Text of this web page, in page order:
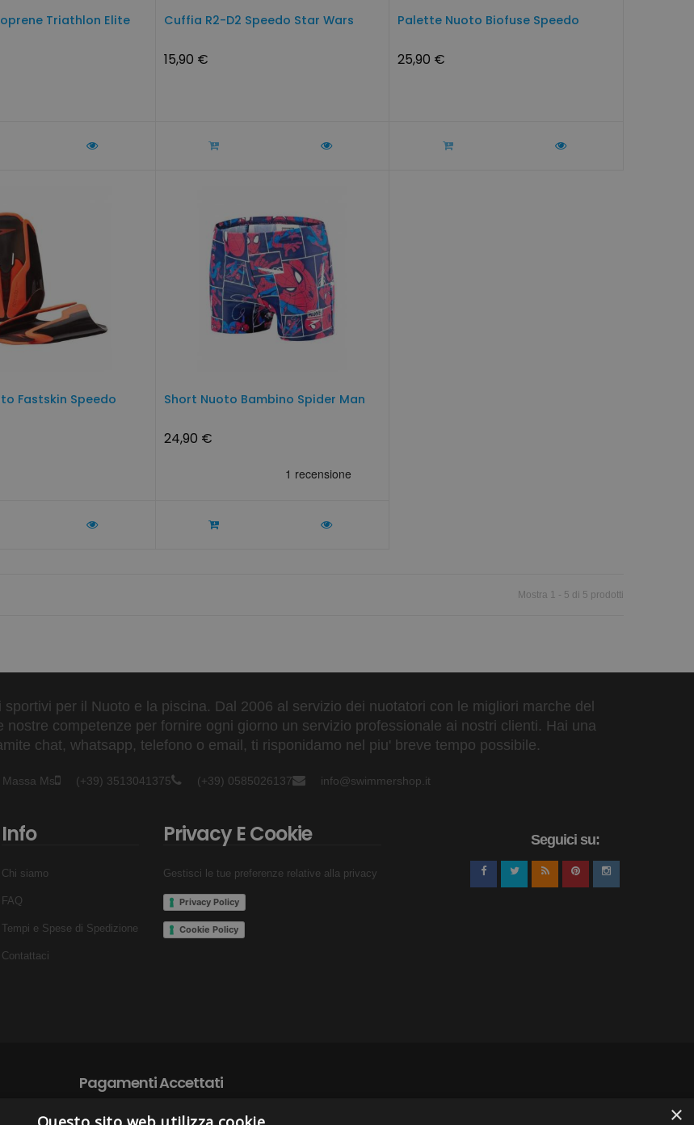
Triathlon Elite
Cuffia R2-D2 Speedo Star Wars
15,90 €
Palette Nuoto Biofuse Speedo
25,90 €
Fastskin Speedo Short Nuoto Bambino Spider Man
24,90 €
Mostra 1 - 5 di 5 prodotti
per il Nuoto e la piscina. Dal 2006 al servizio dei nuotatori con le migliori marche del
nostre competenze per fornire ogni giorno un servizio professionale ai nostri clienti. Hai una
chat, whatsapp, telefono o email, ti risponidamo nel piu' breve tempo possibile.
Ms (+39) 3513041375 (+39) 0585026137 info@swimmershop.it
Info
Chi siamo
FAQ
Tempi e Spese di Spedizione
Contattaci
Privacy E Cookie
Gestisci le tue preferenze relative alla privacy
Privacy Policy
Cookie Policy
Seguici su:
Pagamenti Accettati
×